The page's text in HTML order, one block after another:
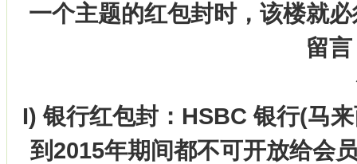
一个主题的红包封时，该楼就
留
I) 银行红包封：HSBC 银行(马
到2015年期间都不可开放给会